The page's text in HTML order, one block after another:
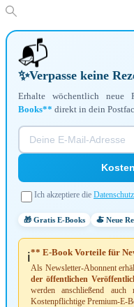
📬
✨Verpasse keine
Erhalte wöchentlich neue
Books** direkt in dein
Ich akzeptiere die
🎁 Gratis E-Books 🍝 Neue
ℹ️** E-Book Vorteile für
Als Newsletter-Abonnent
der öffentlichen
werden anschließend auch
Kostenpflichtige Premium-E-